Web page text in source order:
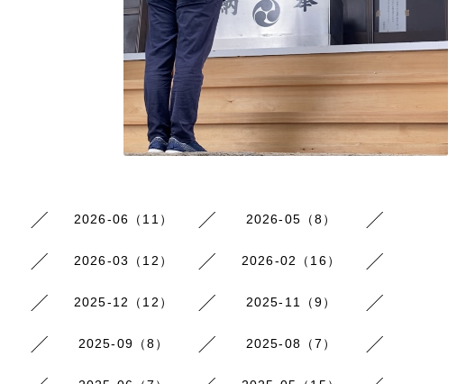
2026-06（11） 2026-05（8）
2026-03（12） 2026-02（16）
2025-12（12） 2025-11（9）
2025-09（8） 2025-08（7）